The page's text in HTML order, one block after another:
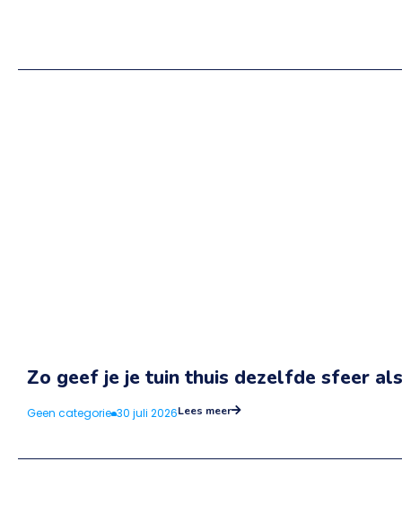
Zo geef je je tuin thuis dezelfde sfeer
Geen categorie 30 juli 2026Lees meer